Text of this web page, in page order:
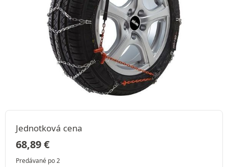
Jednotková cena
68,89€
Predávané po 2